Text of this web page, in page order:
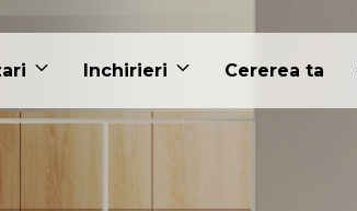
Inchirieri Cererea ta